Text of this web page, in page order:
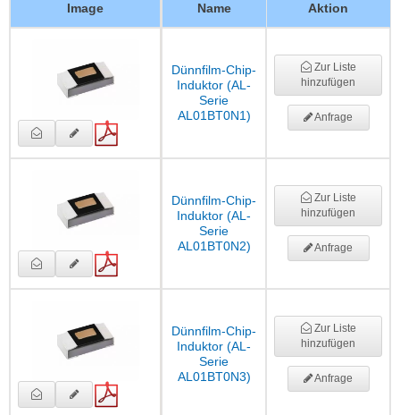
Image Name Aktion
Dünnfilm-Chip-
Induktor (AL-
Serie
AL01BT0N1)
Zur Liste
hinzufügen
Anfrage
Dünnfilm-Chip-
Induktor (AL-
Serie
AL01BT0N2)
Zur Liste
hinzufügen
Anfrage
Dünnfilm-Chip-
Induktor (AL-
Serie
AL01BT0N3)
Zur Liste
hinzufügen
Anfrage